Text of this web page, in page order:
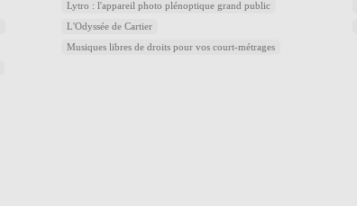
Lytro : l'appareil photo plénoptique grand public
L'Odyssée de Cartier
Musiques libres de droits pour vos court-métrages